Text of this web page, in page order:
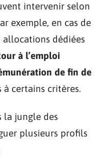
intervenir selon
exemple, en cas de
allocations dédiées
à l’emploi
de fin de
à certains critères.
la jungle des
plusieurs profils